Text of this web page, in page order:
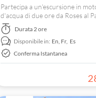
Partecipa a un'escursione in
d'acqua di due ore da Roses al
Naturale di Cap de Creus.
turchesi, calette nascoste e
spettacolari.
Durata 2 ore
Disponibile in: En, Fr, Es
Conferma Istantanea